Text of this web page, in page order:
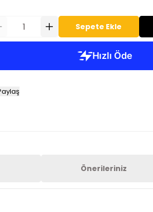
Sepete Ekle
Önerileriniz